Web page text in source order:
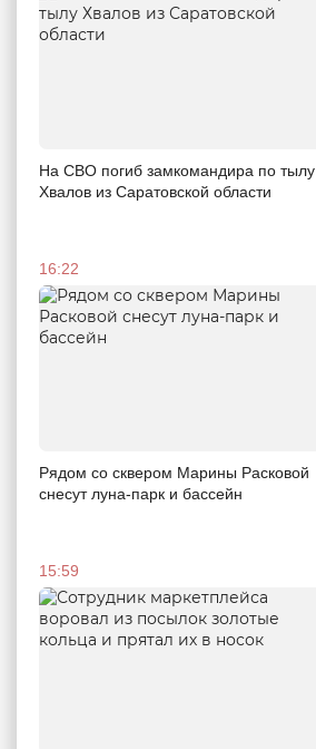
На СВО погиб замкомандира по тылу
Хвалов из Саратовской области
16:22
Рядом со сквером Марины Расковой
снесут луна-парк и бассейн
15:59